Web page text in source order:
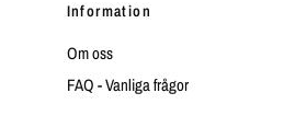
Information
Om oss
FAQ - Vanliga frågor